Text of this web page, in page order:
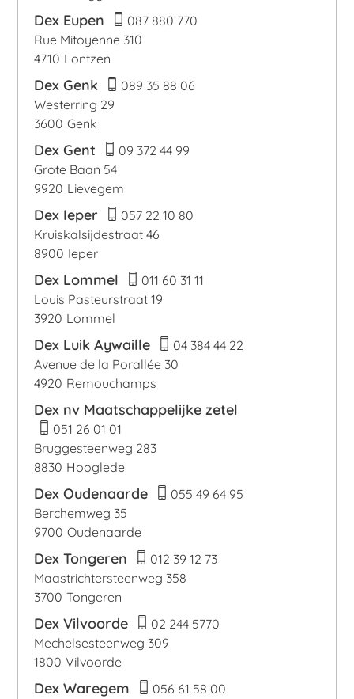
Dex Eupen
087 880 770
Rue Mitoyenne 310
4710 Lontzen
Dex Genk
089 35 88 06
Westerring 29
3600 Genk
Dex Gent
09 372 44 99
Grote Baan 54
9920 Lievegem
Dex Ieper
057 22 10 80
Kruiskalsijdestraat 46
8900 Ieper
Dex Lommel
011 60 31 11
Louis Pasteurstraat 19
3920 Lommel
Dex Luik Aywaille
04 384 44 22
Avenue de la Porallée 30
4920 Remouchamps
Dex nv Maatschappelijke zetel
051 26 01 01
Bruggesteenweg 283
8830 Hooglede
Dex Oudenaarde
055 49 64 95
Berchemweg 35
9700 Oudenaarde
Dex Tongeren
012 39 12 73
Maastrichtersteenweg 358
3700 Tongeren
Dex Vilvoorde
02 244 5770
Mechelsesteenweg 309
1800 Vilvoorde
Dex Waregem
056 61 58 00